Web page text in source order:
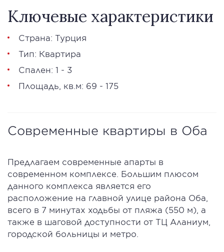
Ключевые характеристики
Страна: Турция
Тип: Квартира
Спален: 1 - 3
Площадь, кв.м: 69 - 175
Современные квартиры в Оба
Предлагаем современные апарты в
современном комплексе. Большим плюсом
данного комплекса является его
расположение на главной улице района Оба,
всего в 7 минутах ходьбы от пляжа (550 м), а
также в шаговой доступности от ТЦ Аланиум,
городской больницы и метро.